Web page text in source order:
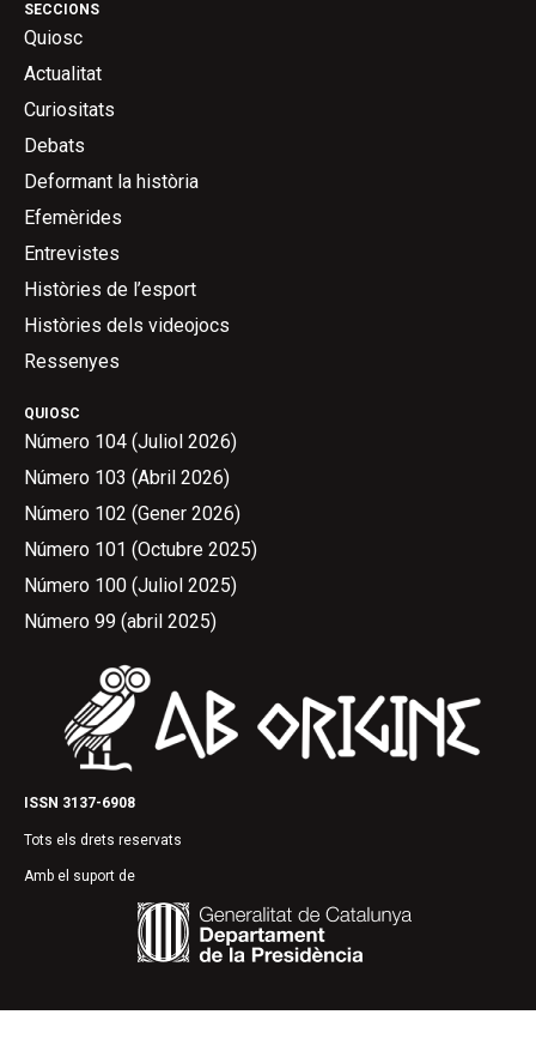
ISSN 3137-6908
Tots els drets reservats
Amb el suport de
QUIOSC
Número 104 (Juliol 2026)
Número 103 (Abril 2026)
Número 102 (Gener 2026)
Número 101 (Octubre 2025)
Número 100 (Juliol 2025)
Número 99 (abril 2025)
SECCIONS
Quiosc
Actualitat
Curiositats
Debats
Deformant la història
Efemèrides
Entrevistes
Històries de l’esport
Històries dels videojocs
Ressenyes